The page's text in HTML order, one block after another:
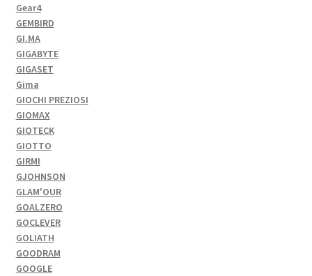
Gear4
GEMBIRD
GI.MA
GIGABYTE
GIGASET
Gima
GIOCHI PREZIOSI
GIOMAX
GIOTECK
GIOTTO
GIRMI
GJOHNSON
GLAM'OUR
GOALZERO
GOCLEVER
GOLIATH
GOODRAM
GOOGLE